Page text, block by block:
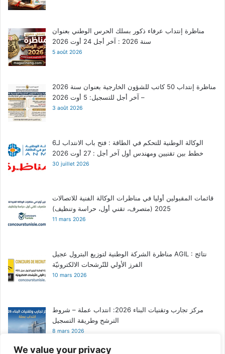
We value your privacy
مناظرة إنتداب عرفاء ذكور بسلك الحرس الوطني بعنوان
سنة 2026 : آخر أجل 24 أوت 2026
5 août 2026
مناظرة إنتداب 50 كاتب للشؤون الخارجية بعنوان سنة 2026
– آخر أجل للتسجيل: 5 أوت 2026
3 août 2026
الوكالة الوطنية للتحكم في الطاقة : فتح باب الانتداب لـ6
خطط بين تقنيين ومهندس أول آخر أجل : 27 أوت 2026
30 juillet 2026
قائمات المقبولين أوليا في مناظرات الوكالة الفنية للاتصالات
2025 (متصرف، تقني أول، حراسة وتنظيف)
11 mars 2026
مناظرة الشركة الوطنية لتوزيع البترول عجيل AGIL : نتائج
الفرز الأولي للتّرشحات الالكترونيّة
10 mars 2026
مركز تجارب وتقنيات البناء 2026: انتداب عملة – شروط
الترشح وطريقة التسجيل
8 mars 2026